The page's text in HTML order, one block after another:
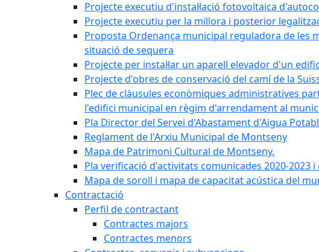
Projecte executiu d'instal·lació fotovoltaica
Projecte executiu per la millora i posterior
Proposta Ordenança municipal reguladora de les
situació de sequera
Projecte per instal·lar un aparell elevador d'un
Projecte d'obres de conservació del camí de la
Plec de clàusules econòmiques administratives
l'edifici municipal en règim d'arrendament al
Pla Director del Servei d'Abastament d'Aigua
Reglament de l'Arxiu Municipal de Montseny
Mapa de Patrimoni Cultural de Montseny.
Pla verificació d'activitats comunicades 2020-2023
Mapa de soroll i mapa de capacitat acústica del
Contractació
Perfil de contractant
Contractes majors
Contractes menors